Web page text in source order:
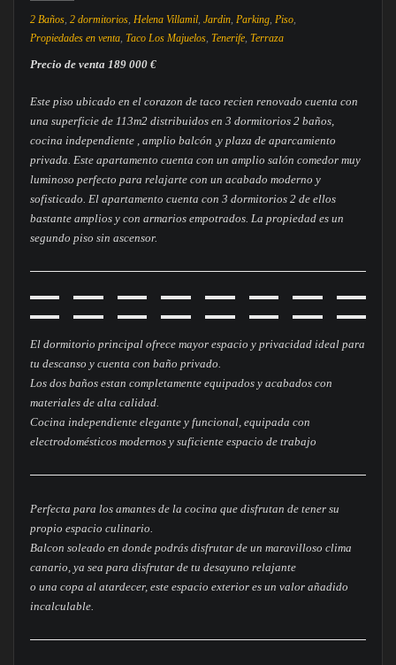
2 Baños, 2 dormitorios, Helena Villamil, Jardin, Parking, Piso,
Propiedades en venta, Taco Los Majuelos, Tenerife, Terraza
Precio de venta 189 000 €
Este piso ubicado en el corazon de taco recien renovado cuenta con
una superficie de 113m2 distribuidos en 3 dormitorios 2 baños,
cocina independiente , amplio balcón ,y plaza de aparcamiento
privada. Este apartamento cuenta con un amplio salón comedor muy
luminoso perfecto para relajarte con un acabado moderno y
sofisticado. El apartamento cuenta con 3 dormitorios 2 de ellos
bastante amplios y con armarios empotrados. La propiedad es un
segundo piso sin ascensor.
El dormitorio principal ofrece mayor espacio y privacidad ideal para
tu descanso y cuenta con baño privado.
Los dos baños estan completamente equipados y acabados con
materiales de alta calidad.
Cocina independiente elegante y funcional, equipada con
electrodomésticos modernos y suficiente espacio de trabajo
Perfecta para los amantes de la cocina que disfrutan de tener su
propio espacio culinario.
Balcon soleado en donde podrás disfrutar de un maravilloso clima
canario, ya sea para disfrutar de tu desayuno relajante
o una copa al atardecer, este espacio exterior es un valor añadido
incalculable.